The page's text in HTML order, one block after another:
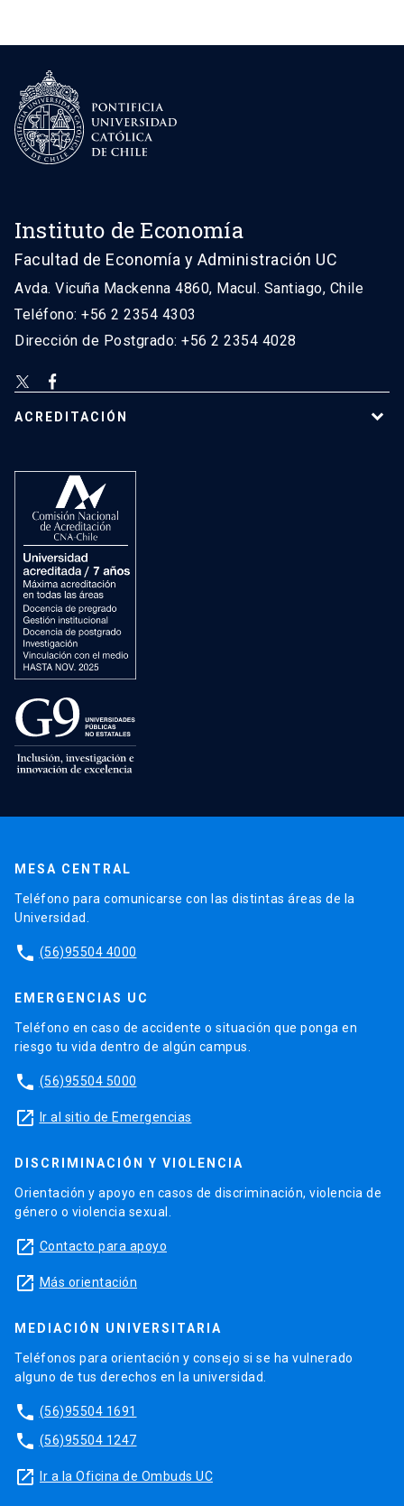
Instituto de Economía
Facultad de Economía y Administración UC
Avda. Vicuña Mackenna 4860, Macul. Santiago, Chile
Teléfono: +56 2 2354 4303
Dirección de Postgrado: +56 2 2354 4028
ACREDITACIÓN
MESA CENTRAL
Teléfono para comunicarse con las distintas áreas de la
Universidad.
phone (56)95504 4000
EMERGENCIAS UC
Teléfono en caso de accidente o situación que ponga en
riesgo tu vida dentro de algún campus.
phone (56)95504 5000
launch Ir al sitio de Emergencias
DISCRIMINACIÓN Y VIOLENCIA
Orientación y apoyo en casos de discriminación, violencia de
género o violencia sexual.
launch Contacto para apoyo
launch Más orientación
MEDIACIÓN UNIVERSITARIA
Teléfonos para orientación y consejo si se ha vulnerado
alguno de tus derechos en la universidad.
phone (56)95504 1691
phone (56)95504 1247
launch Ir a la Oficina de Ombuds UC